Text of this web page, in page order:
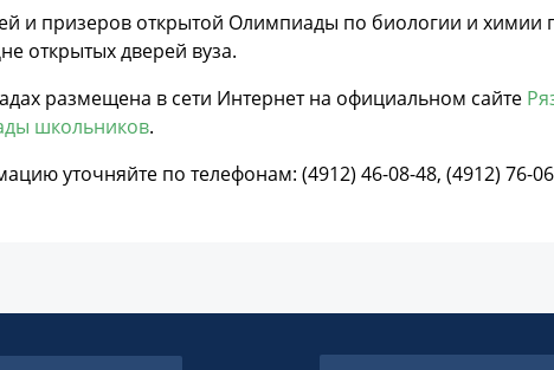
и призеров открытой Олимпиады по биологии и химии
открытых дверей вуза.
размещена в сети Интернет на официальном сайте
школьников.
уточняйте по телефонам: (4912) 46-08-48, (4912) 76-